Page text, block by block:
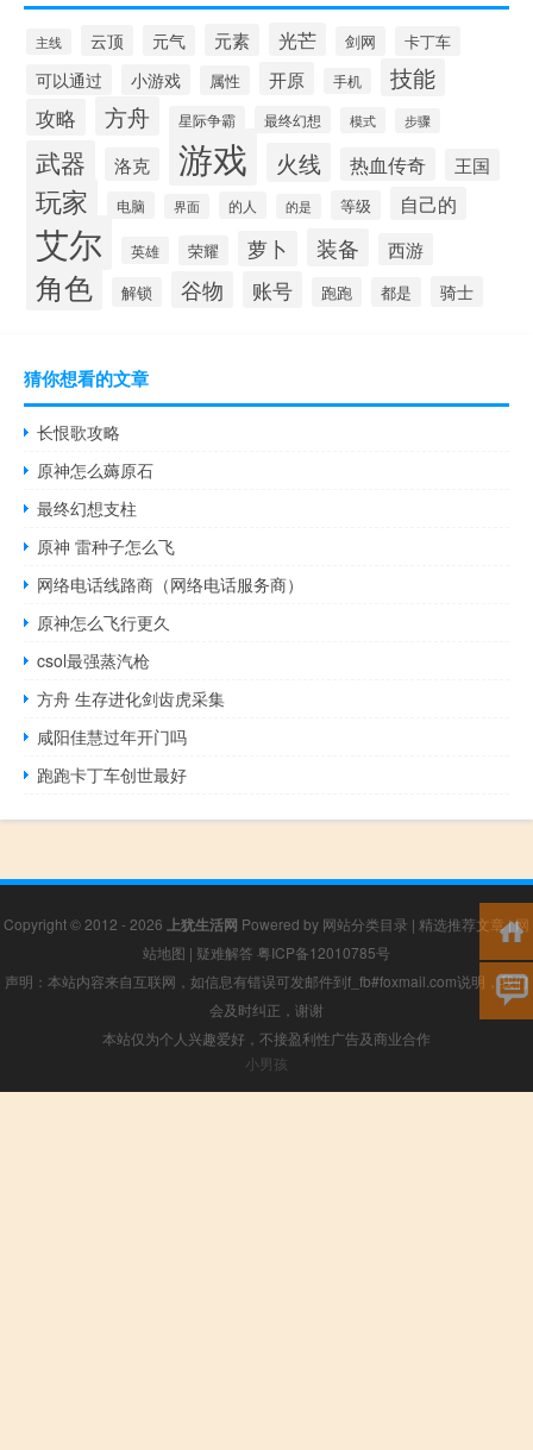
主线 云顶 元气 元素 光芒 剑网 卡丁车
可以通过 小游戏 属性 开原 手机 技能
攻略 方舟 星际争霸 最终幻想 模式 步骤
武器 洛克 游戏 火线 热血传奇 王国
玩家 电脑 界面 的人 的是 等级 自己的
艾尔 英雄 荣耀 萝卜 装备 西游
角色 解锁 谷物 账号 跑跑 都是 骑士
猜你想看的文章
长恨歌攻略
原神怎么薅原石
最终幻想支柱
原神 雷种子怎么飞
网络电话线路商（网络电话服务商）
原神怎么飞行更久
csol最强蒸汽枪
方舟 生存进化剑齿虎采集
咸阳佳慧过年开门吗
跑跑卡丁车创世最好
Copyright © 2012 - 2026 上犹生活网 Powered by 网站分类目录 | 精选推荐文章|网
站地图 | 疑难解答 粤ICP备12010785号
声明：本站内容来自互联网，如信息有错误可发邮件到f_fb#foxmail.com说明，我们
会及时纠正，谢谢
本站仅为个人兴趣爱好，不接盈利性广告及商业合作
小男孩